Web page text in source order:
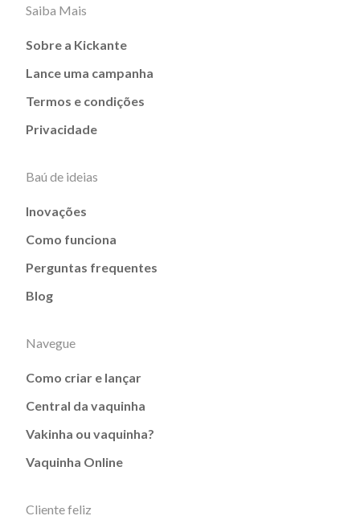
Saiba Mais
Sobre a Kickante
Lance uma campanha
Termos e condições
Privacidade
Baú de ideias
Inovações
Como funciona
Perguntas frequentes
Blog
Navegue
Como criar e lançar
Central da vaquinha
Vakinha ou vaquinha?
Vaquinha Online
Cliente feliz